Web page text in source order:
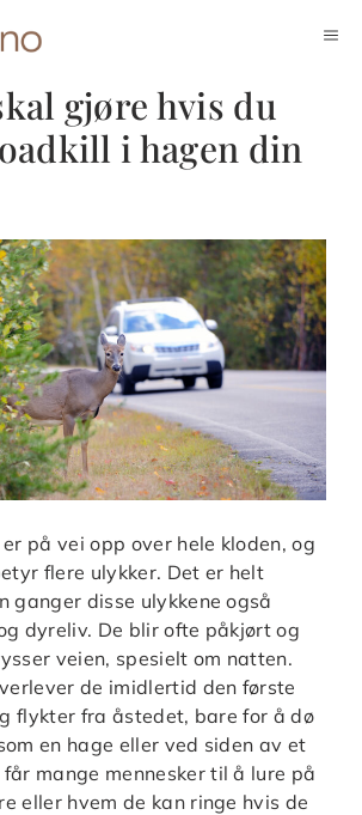
gjøre hvis du
i hagen din
på vei opp over hele kloden, og
flere ulykker. Det er helt
ganger disse ulykkene også
dyreliv. De blir ofte påkjørt og
veien, spesielt om natten.
de imidlertid den første
flykter fra åstedet, bare for å dø
en hage eller ved siden av et
mange mennesker til å lure på
eller hvem de kan ringe hvis de